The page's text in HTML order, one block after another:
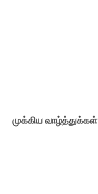
முக்கிய வாழ்த்துக்கள்